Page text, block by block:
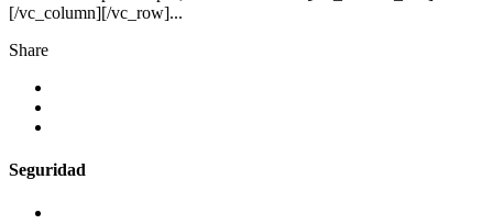
[/vc_column][/vc_row]...
Share
Seguridad